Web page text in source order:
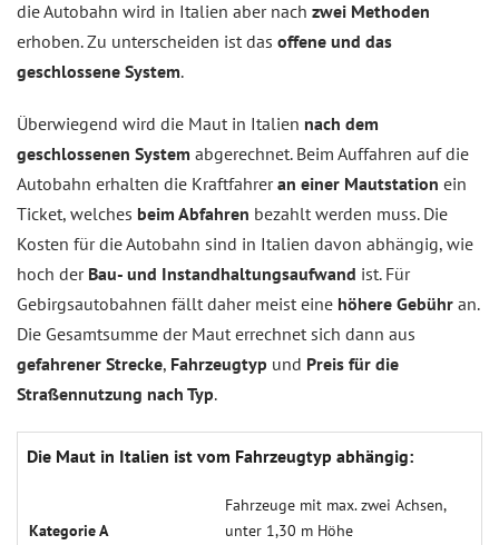
die Autobahn wird in Italien aber nach zwei Methoden
erhoben. Zu unterscheiden ist das offene und das
geschlossene System.
Überwiegend wird die Maut in Italien nach dem
geschlossenen System abgerechnet. Beim Auffahren auf die
Autobahn erhalten die Kraftfahreran einer Mautstation ein
Ticket, welches beim Abfahren bezahlt werden muss. Die
Kosten für die Autobahn sind in Italien davon abhängig, wie
hoch der Bau- und Instandhaltungsaufwand ist. Für
Gebirgsautobahnen fällt daher meist eine höhere Gebühr an.
Die Gesamtsumme der Maut errechnet sich dann aus
gefahrener Strecke, Fahrzeugtyp und Preis für die
Straßennutzung nach Typ.
Die Maut in Italien ist vom Fahrzeugtyp abhängig:
Kategorie A
Fahrzeuge mit max. zwei Achsen,
unter 1,30 m Höhe